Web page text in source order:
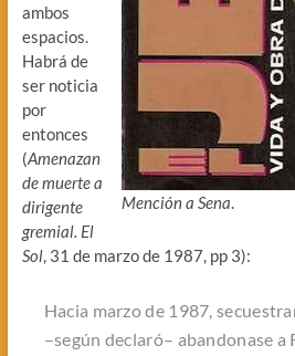
Mención a Sena
ambos
espacios.
Habrá de
ser noticia
por
entonces
(Amenazan
de muerte a
dirigente
gremial. El
Sol, 31 de marzo de 1987, pp 3):
Hacia marzo de 1987,
–según declaró– abandonase a